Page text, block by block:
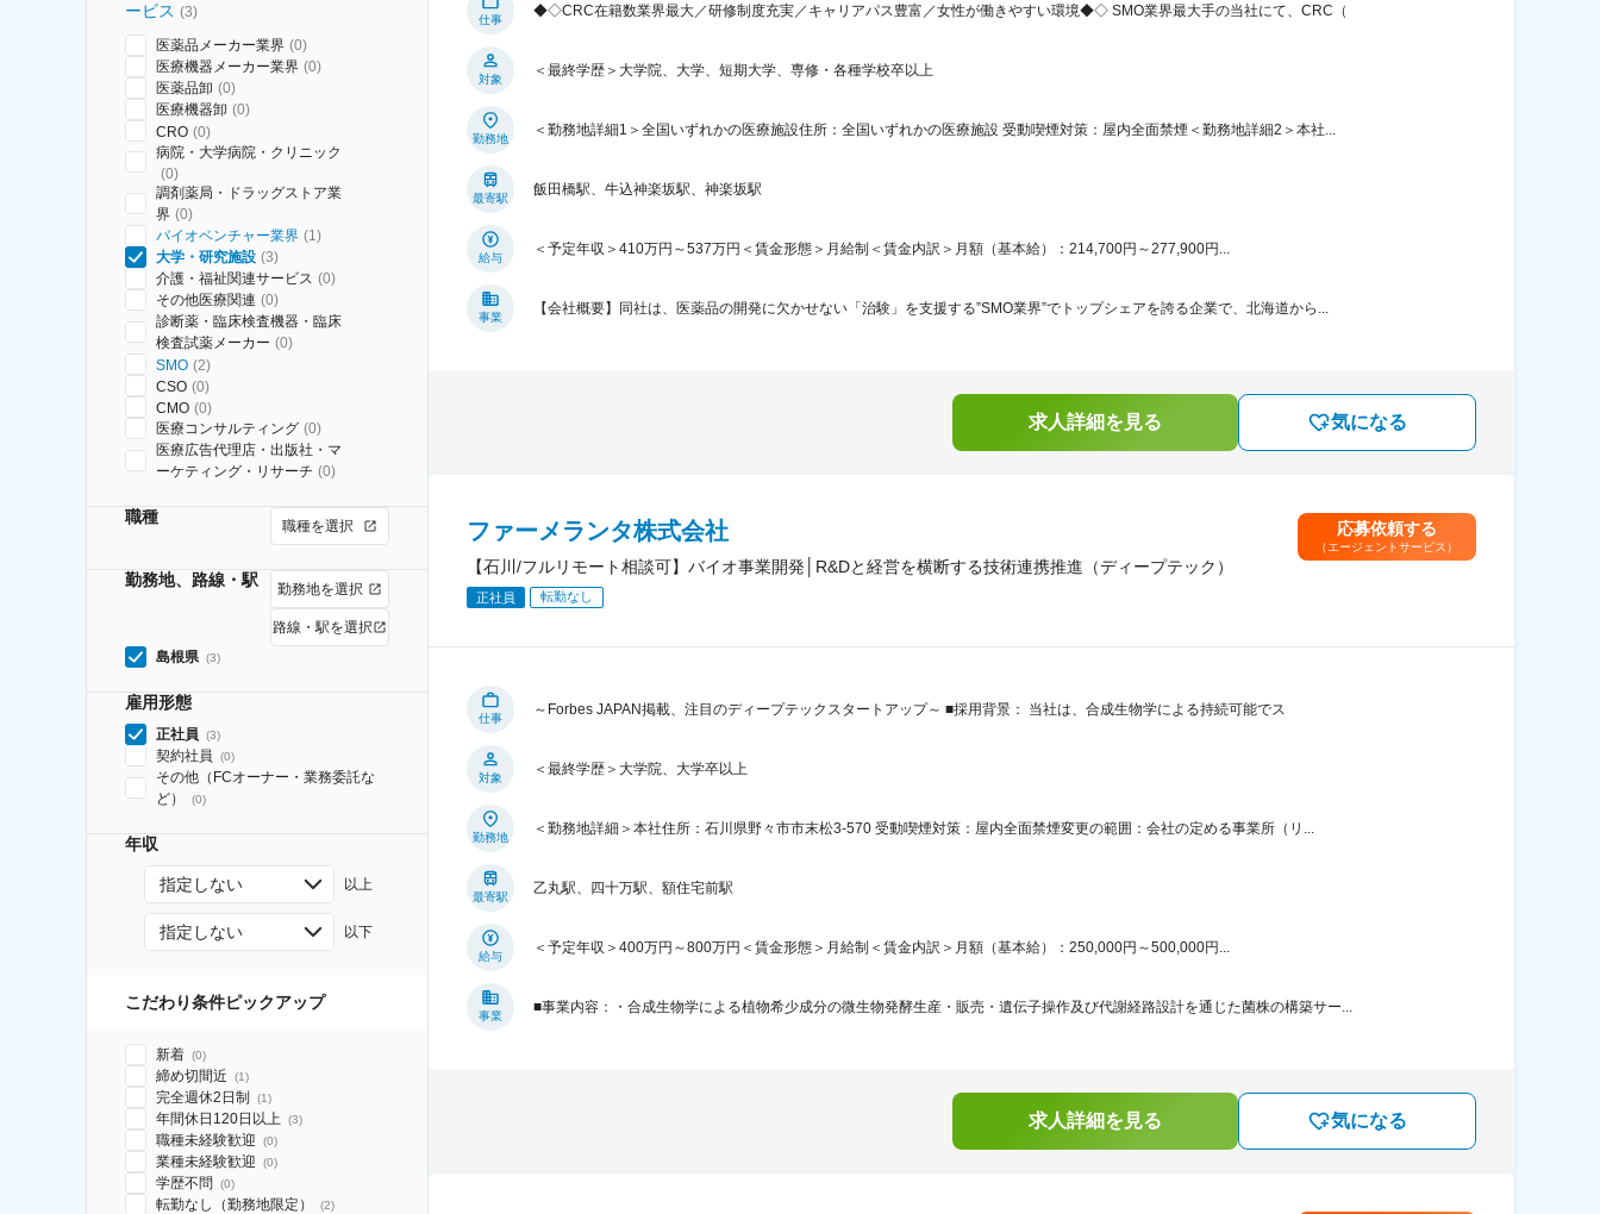
ービス (3)
医薬品メーカー業界 (0)
医療機器メーカー業界 (0)
医薬品卸 (0)
医療機器卸 (0)
CRO (0)
病院・大学病院・クリニック
(0)
調剤薬局・ドラッグストア業
界 (0)
バイオベンチャー業界 (1)
大学・研究施設 (3)
介護・福祉関連サービス (0)
その他医療関連 (0)
診断薬・臨床検査機器・臨床
検査試薬メーカー (0)
SMO (2)
CSO (0)
CMO (0)
医療コンサルティング (0)
医療広告代理店・出版社・マ
ーケティング・リサーチ (0)
職種 職種を選択
勤務地、路線・駅 勤務地を選択
路線・駅を選択
島根県 (3)
雇用形態
正社員 (3)
契約社員 (0)
その他（FCオーナー・業務委託な
ど）
(0)
年収
指定しない 以上
指定しない 以下
こだわり条件ピックアップ
新着 (0)
締め切間近 (1)
完全週休2日制 (1)
年間休日120日以上 (3)
職種未経験歓迎 (0)
業種未経験歓迎 (0)
学歴不問 (0)
転勤なし（勤務地限定） (2)
仕事
◆◇CRC在籍数業界最大／研修制度充実／キャリアパス豊富／女性が働きやすい環境◆◇ SMO業界最大手の当社にて、CRC（
対象
＜最終学歴＞大学院、大学、短期大学、専修・各種学校卒以上
勤務地
＜勤務地詳細1＞全国いずれかの医療施設住所：全国いずれかの医療施設 受動喫煙対策：屋内全面禁煙＜勤務地詳細2＞本社...
最寄駅
飯田橋駅、牛込神楽坂駅、神楽坂駅
給与
＜予定年収＞410万円～537万円＜賃金形態＞月給制＜賃金内訳＞月額（基本給）：214,700円～277,900円...
事業
【会社概要】同社は、医薬品の開発に欠かせない「治験」を支援する”SMO業界”でトップシェアを誇る企業で、北海道から...
求人詳細を見る 気になる
ファーメランタ株式会社
【石川/フルリモート相談可】バイオ事業開発│R&Dと経営を横断する技術連携推進（ディープテック）
正社員 転勤なし
応募依頼する
（エージェントサービス）
仕事
～Forbes JAPAN掲載、注目のディープテックスタートアップ～ ■採用背景： 当社は、合成生物学による持続可能でス
対象
＜最終学歴＞大学院、大学卒以上
勤務地
＜勤務地詳細＞本社住所：石川県野々市市末松3-570 受動喫煙対策：屋内全面禁煙変更の範囲：会社の定める事業所（リ...
最寄駅
乙丸駅、四十万駅、額住宅前駅
給与
＜予定年収＞400万円～800万円＜賃金形態＞月給制＜賃金内訳＞月額（基本給）：250,000円～500,000円...
事業
■事業内容：・合成生物学による植物希少成分の微生物発酵生産・販売・遺伝子操作及び代謝経路設計を通じた菌株の構築サー...
求人詳細を見る 気になる